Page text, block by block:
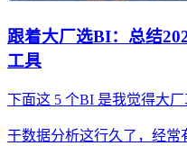
跟着大厂选BI：总结
工具
下面这 5 个BI 是我觉得大
干数据分析这行久了，经